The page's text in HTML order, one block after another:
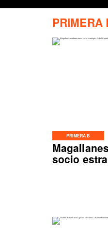
PRIMERA B
socio
PRIMERA